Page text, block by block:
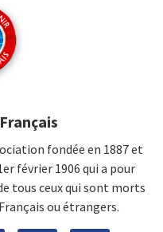
fondée en 1887 et
février 1906 qui a pour
tous ceux qui sont morts
ou étrangers.